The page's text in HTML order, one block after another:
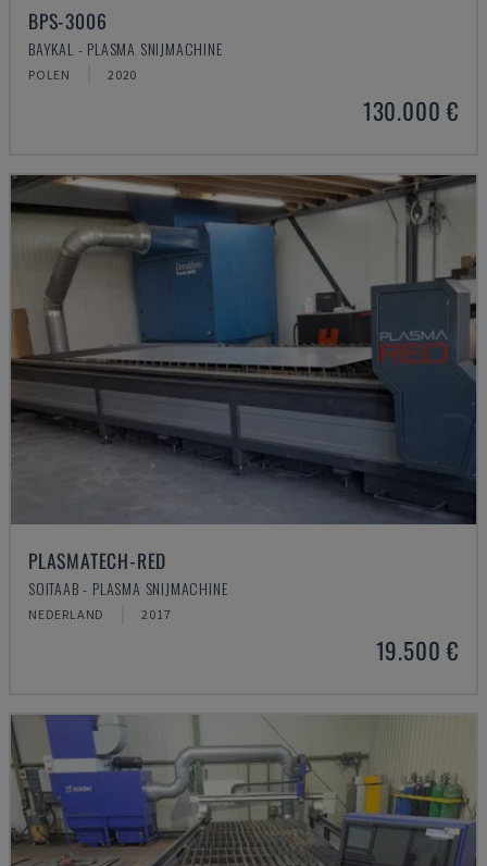
BPS-3006
BAYKAL - PLASMA SNIJMACHINE
POLEN 2020
130.000 €
PLASMATECH-RED
SOITAAB - PLASMA SNIJMACHINE
NEDERLAND 2017
19.500 €